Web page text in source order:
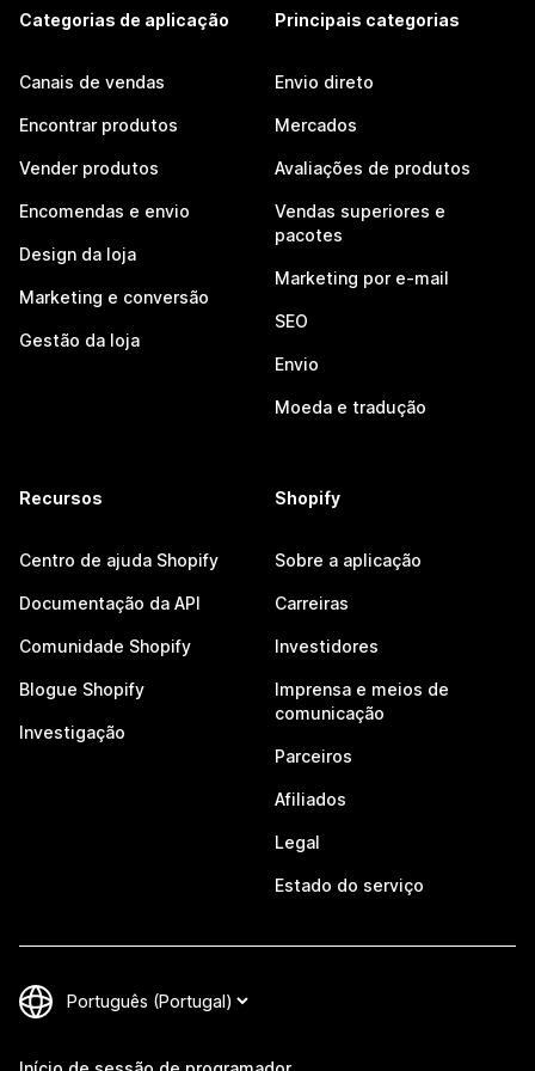
Categorias de aplicação
Canais de vendas
Encontrar produtos
Vender produtos
Encomendas e envio
Design da loja
Marketing e conversão
Gestão da loja
Principais categorias
Envio direto
Mercados
Avaliações de produtos
Vendas superiores e
pacotes
Marketing por e-mail
SEO
Envio
Moeda e tradução
Recursos
Centro de ajuda Shopify
Documentação da API
Comunidade Shopify
Blogue Shopify
Investigação
Shopify
Sobre a aplicação
Carreiras
Investidores
Imprensa e meios de
comunicação
Parceiros
Afiliados
Legal
Estado do serviço